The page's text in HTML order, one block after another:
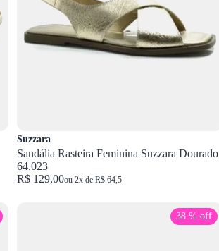
Suzzara
Sandália Rasteira Feminina Suzzara Dourado
64.023
R$ 129,00ou 2x de R$ 64,5
38 % off